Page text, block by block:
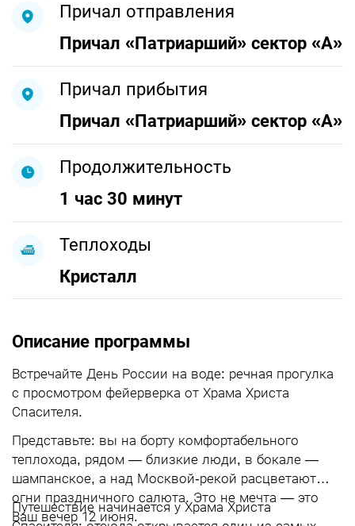
Причал отправления
Причал «Патриарший» сектор «A»
Причал прибытия
Причал «Патриарший» сектор «A»
Продолжительность
1 час 30 минут
Теплоходы
Кристалл
Описание программы
Встречайте День России на воде: речная прогулка
с просмотром фейерверка от Храма Христа
Спасителя.
Представьте: вы на борту комфортабельного
теплохода, рядом — близкие люди, в бокале —
шампанское, а над Москвой‑рекой расцветают
огни праздничного салюта. Это не мечта — это
Ваш вечер 12 июня.
Путешествие начинается у Храма Христа